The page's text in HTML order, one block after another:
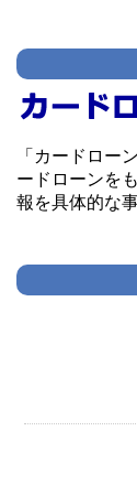
「カードロー
ードローンを
報を具体的な